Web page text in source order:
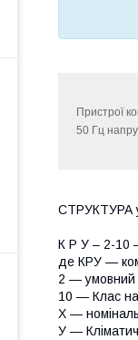
Пристрої
50 Гц
СТРУКТУРА
К Р У – 2-10
де КРУ —
2 — умовний
10 — Клас
Х —
У —